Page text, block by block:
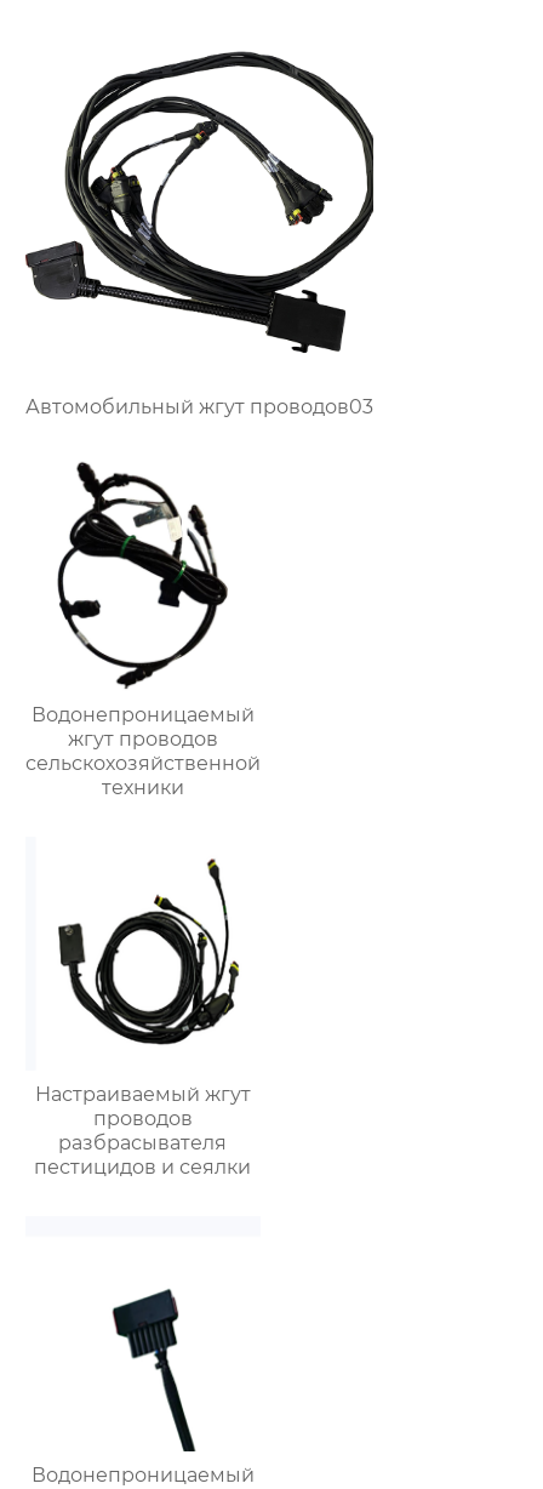
Автомобильный жгут проводов03
Водонепроницаемый
жгут проводов
сельскохозяйственной
техники
Настраиваемый жгут
проводов
разбрасывателя
пестицидов и сеялки
Водонепроницаемый